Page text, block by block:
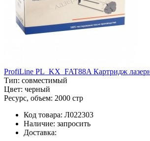
ProfiLine PL_KX_FAT88A Картридж
Тип: совместимый
Цвет: черный
Ресурс, объем: 2000 стр
Код товара: Л022303
Наличие: запросить
Доставка: